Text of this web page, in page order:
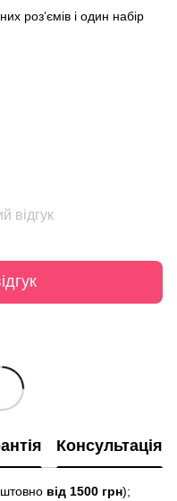
роз’ємів і один набір
відгук
Консультація
від 1500 грн);